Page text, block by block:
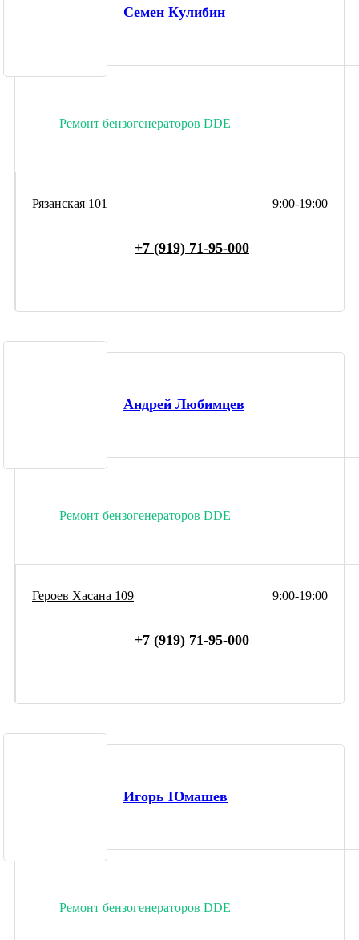
Семен Кулибин
Ремонт бензогенераторов DDE
9:00-19:00
Рязанская 101
+7 (919) 71-95-000
Андрей Любимцев
Ремонт бензогенераторов DDE
9:00-19:00
Героев Хасана 109
+7 (919) 71-95-000
Игорь Юмашев
Ремонт бензогенераторов DDE